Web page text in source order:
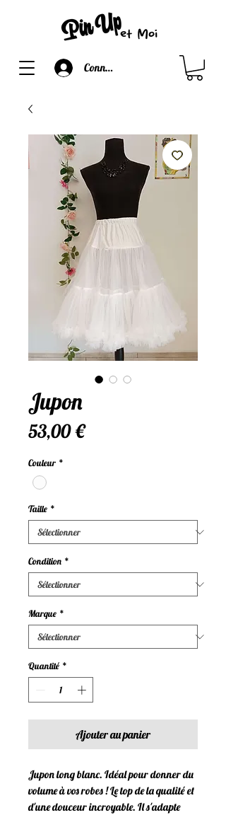
Connexion
Jupon
53,00 €Prix
Couleur *
Taille *
Condition *
Marque *
Quantité *
Ajouter au panier
Jupon long blanc. Idéal pour donner du
volume à vos robes ! Le top de la qualité et
d'une douceur incroyable. Il s'adapte